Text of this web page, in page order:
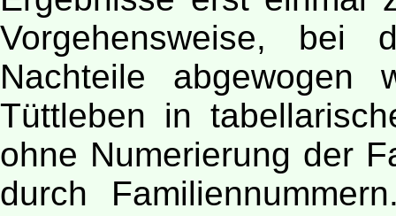
Vorgehensweise,
Nachteile
Tüttleben in
ohne Numerierung der
durch